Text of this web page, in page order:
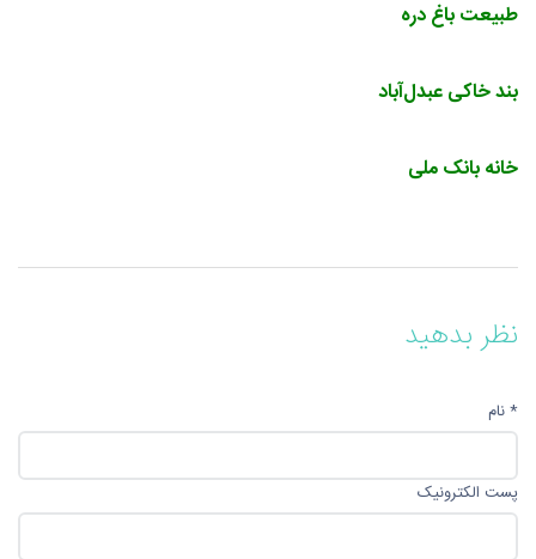
طبیعت باغ دره
بند خاکی عبدل‌آباد
خانه بانک ملی
نظر بدهید
* نام
پست الکترونیک